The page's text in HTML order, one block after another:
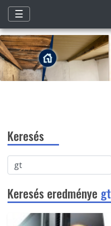
☰
Keresés
Keresés eredménye gt